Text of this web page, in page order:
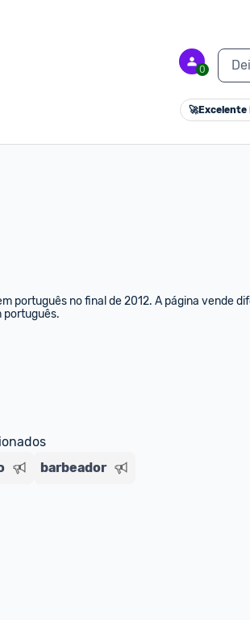
0
🚀Excelente
português no final de 2012. A página vende
português.
barbeador